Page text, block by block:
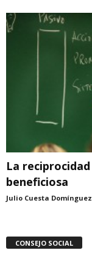
La
beneficiosa
Julio Cuesta Domínguez
CONSEJO SOCIAL